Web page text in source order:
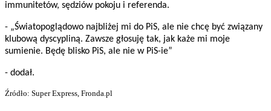
immunitetów, sędziów pokoju i referenda.
- „Światopoglądowo najbliżej mi do PiS, ale nie chcę być związany
klubową dyscypliną. Zawsze głosuję tak, jak każe mi moje
sumienie. Będę blisko PiS, ale nie w PiS-ie”
- dodał.
Źródło: Super Express, Fronda.pl